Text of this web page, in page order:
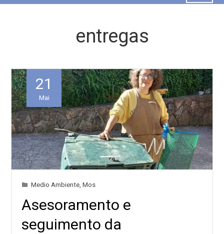
entregas
21
Mai
Medio Ambiente ,Mos
Asesoramento e
seguimento da